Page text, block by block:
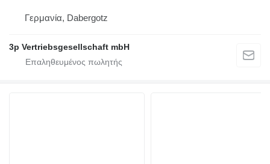
Γερμανία, Dabergotz
3p Vertriebsgesellschaft mbH